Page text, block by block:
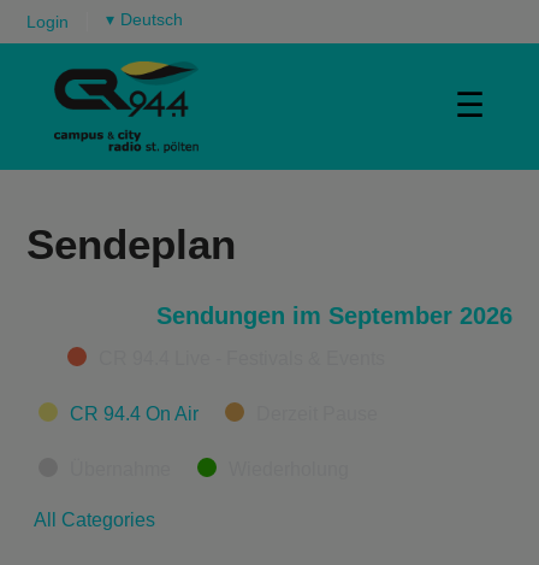
Login ▾
☰
Sendeplan
Sendungen im September 2026
Categories
CR 94.4 On Air
All Categories